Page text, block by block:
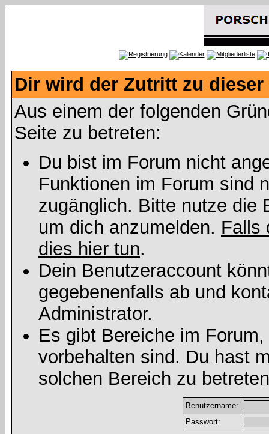
Dir wird der Zutritt zu dieser
Aus einem der folgenden
Seite zu betreten:
Du bist im Forum nicht
Funktionen im Forum sind
zugänglich. Bitte nutze die
um dich anzumelden. Falls
dies hier tun.
Dein Benutzeraccount
gegebenenfalls ab und
Administrator.
Es gibt Bereiche im
vorbehalten sind. Du hast
solchen Bereich zu
Benutzername:
Passwort: